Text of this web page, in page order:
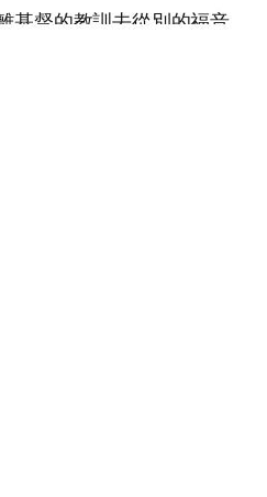
基督的教訓去從別的福音